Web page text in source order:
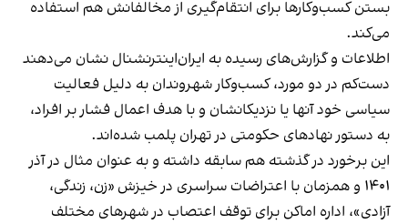
بستن کسب‌وکارها برای انتقام‌گیری از مخالفانش هم استفاده
می‌کند.
اطلاعات و گزارش‌های رسیده به ایران‌اینترنشنال نشان می‌دهند
دست‌کم در دو مورد، کسب‌وکار شهروندان به دلیل فعالیت
سیاسی خود آنها یا نزدیکانشان و با هدف اعمال فشار بر افراد،
به دستور نهادهای حکومتی در تهران پلمب شده‌اند.
این برخورد در گذشته هم سابقه داشته و به عنوان مثال در آذر
۱۴۰۱ و همزمان با اعتراضات سراسری در خیزش «زن، زندگی،
آزادی»، اداره اماکن برای توقف اعتصاب در شهرهای مختلف